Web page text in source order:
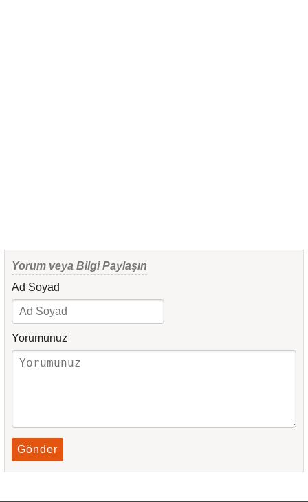
Yorum veya Bilgi Paylaşın
Ad Soyad
Yorumunuz
Gönder